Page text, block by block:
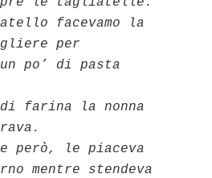
facevamo la
per
po’ di pasta
farina la nonna
però, le piaceva
mentre stendeva